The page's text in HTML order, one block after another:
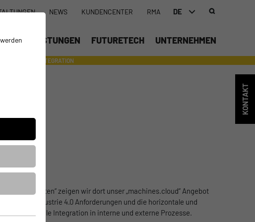
NEWS KUNDENCENTER RMA DE
DIENSTLEISTUNGEN FUTURETECH UNTERNEHMEN
INTEGRATION
TEST
der Daten“ zeigen wir dort unser „machines.cloud“ Angebot
für Industrie 4.0 Anforderungen und die horizontale und
vertikale Integration in interne und externe Prozesse.
KONTAKT